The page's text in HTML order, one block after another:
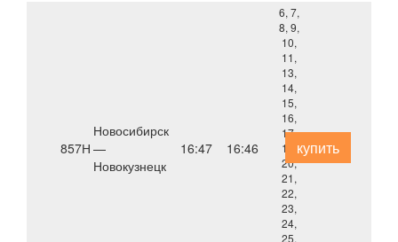
857Н
Новосибирск
—
Новокузнецк
16:47 16:46
6, 7,
8, 9,
10,
11,
13,
14,
15,
16,
17,
18,
20,
21,
22,
23,
24,
25,
купить